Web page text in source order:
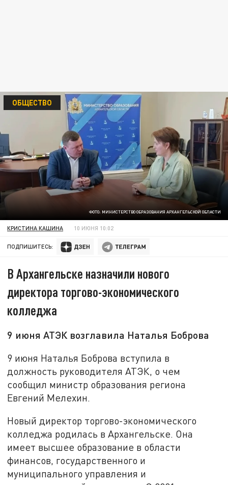
ФОТО: МИНИСТЕРСТВО ОБРАЗОВАНИЯ АРХАНГЕЛЬСКОЙ ОБЛАСТИ
ОБЩЕСТВО
КРИСТИНА КАШИНА 10 ИЮНЯ 10:02
ПОДПИШИТЕСЬ:
В Архангельске назначили нового
директора торгово-экономического
колледжа
9 июня АТЭК возглавила Наталья Боброва
9 июня Наталья Боброва вступила в
должность руководителя АТЭК, о чем
сообщил министр образования региона
Евгений Мелехин.
Новый директор торгово-экономического
колледжа родилась в Архангельске. Она
имеет высшее образование в области
финансов, государственного и
муниципального управления и